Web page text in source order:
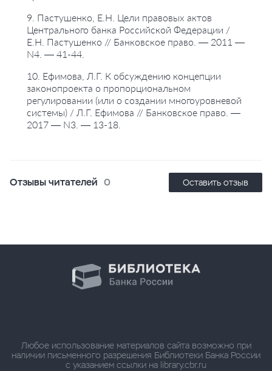
9. Пастушенко, Е.Н. Цели правовых актов
Центрального банка Российской Федерации /
Е.Н. Пастушенко // Банковское право. — 2011 —
N4. — 41-44.
10. Ефимова, Л.Г. К обсуждению концепции
законопроекта о пропорциональном
регулировании (или о создании многоуровневой
системы) / Л.Г. Ефимова // Банковское право. —
2017 — N3. — 13-18.
Отзывы читателей 0 Оставить отзыв
Любое использование материалов сайта возможно при
наличии письменного разрешения Библиотеки Банка России
с указанием ссылки на library.cbr.ru